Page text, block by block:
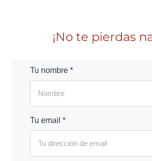
¡No te pierdas
Tu nombre *
Tu email *